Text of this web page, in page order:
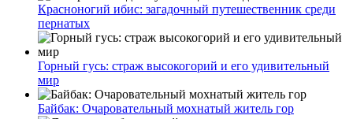
Красноногий ибис: загадочный путешественник среди
пернатых
Горный гусь: страж высокогорий и его удивительный
мир
Байбак: Очаровательный мохнатый житель гор